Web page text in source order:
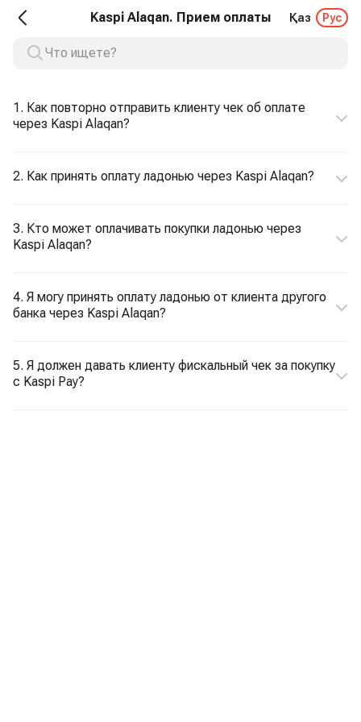
Kaspi Alaqan. Прием оплаты Қаз Рус
1. Как повторно отправить клиенту чек об оплате
через Kaspi Alaqan?
2. Как принять оплату ладонью через Kaspi Alaqan?
3. Кто может оплачивать покупки ладонью через
Kaspi Alaqan?
4. Я могу принять оплату ладонью от клиента другого
банка через Kaspi Alaqan?
5. Я должен давать клиенту фискальный чек за покупку
с Kaspi Pay?